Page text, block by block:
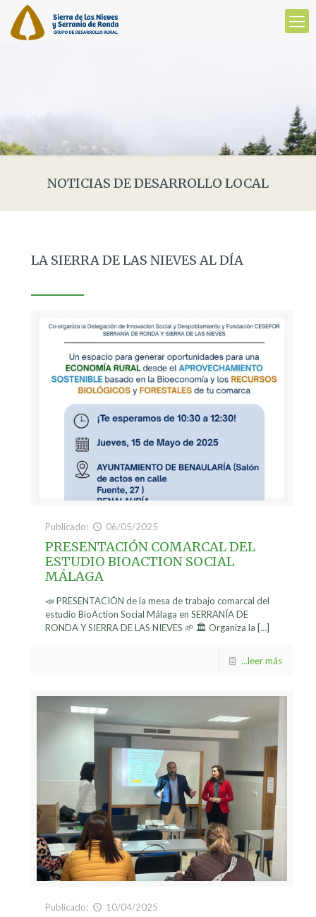
NOTICIAS DE DESARROLLO LOCAL
LA SIERRA DE LAS NIEVES AL DÍA
Publicado: 06/05/2025
PRESENTACIÓN COMARCAL DEL
ESTUDIO BIOACTION SOCIAL
MÁLAGA
📣 PRESENTACIÓN de la mesa de trabajo comarcal del
estudio BioAction Social Málaga en SERRANÍA DE
RONDA Y SIERRA DE LAS NIEVES 🌱 🏛️ Organiza la […]
...leer más
Publicado: 10/04/2025